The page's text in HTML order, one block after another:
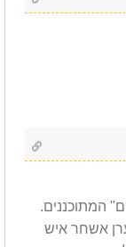
המתוכננים.
אשחר איש